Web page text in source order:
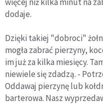
dodaje.
Dzięki takiej "dobroci"
mogła zabrać pierzyny,
im już za kilka miesięcy.
niewiele się zdadzą. -
Oddawaj pierzynę lub
barterowa. Nasz